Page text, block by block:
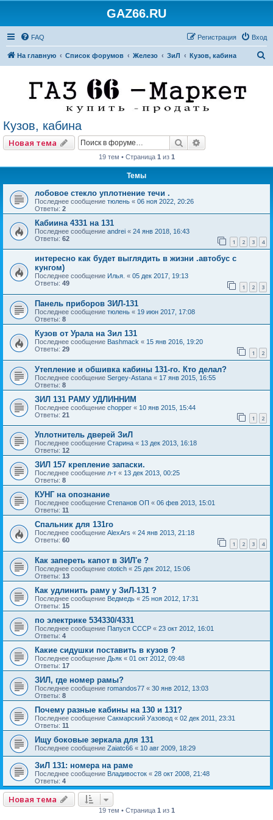
GAZ66.RU
FAQ Вход
Регистрация
На главную Список форумов Железо ЗиЛ Кузов, кабина
Кузов, кабина
Новая тема Поиск
19 тем • Страница 1 из 1
Темы
лобовое стекло уплотнение течи .
Последнее сообщение тюлень « 06 ноя 2022, 20:26
Ответы: 2
Кабиина 4331 на 131
Последнее сообщение andrei « 24 янв 2018, 16:43
Ответы: 62 1 2 3 4
интересно как будет выглядить в жизни .автобус с
кунгом)
Последнее сообщение Илья. « 05 дек 2017, 19:13
Ответы: 49 1 2 3
Панель приборов ЗИЛ-131
Последнее сообщение тюлень « 19 июн 2017, 17:08
Ответы: 8
Кузов от Урала на Зил 131
Последнее сообщение Bashmack « 15 янв 2016, 19:20
Ответы: 29 1 2
Утепление и обшивка кабины 131-го. Кто делал?
Последнее сообщение Sergey-Astana « 17 янв 2015, 16:55
Ответы: 8
ЗИЛ 131 РАМУ УДЛИННИМ
Последнее сообщение chopper « 10 янв 2015, 15:44
Ответы: 21 1 2
Уплотнитель дверей ЗиЛ
Последнее сообщение Старина « 13 дек 2013, 16:18
Ответы: 12
ЗИЛ 157 крепление запаски.
Последнее сообщение л-т « 13 дек 2013, 00:25
Ответы: 8
КУНГ на опознание
Последнее сообщение Степанов ОП « 06 фев 2013, 15:01
Ответы: 11
Спальник для 131го
Последнее сообщение AlexArs « 24 янв 2013, 21:18
Ответы: 60 1 2 3 4
Как запереть капот в ЗИЛ'е ?
Последнее сообщение ototich « 25 дек 2012, 15:06
Ответы: 13
Как удлинить раму у ЗиЛ-131 ?
Последнее сообщение Ведмедь « 25 ноя 2012, 17:31
Ответы: 15
по электрике 534330/4331
Последнее сообщение Папуся СССР « 23 окт 2012, 16:01
Ответы: 4
Какие сидушки поставить в кузов ?
Последнее сообщение Дьяк « 01 окт 2012, 09:48
Ответы: 17
ЗИЛ, где номер рамы?
Последнее сообщение romandos77 « 30 янв 2012, 13:03
Ответы: 8
Почему разные кабины на 130 и 131?
Последнее сообщение Сакмарский Уазовод « 02 дек 2011, 23:31
Ответы: 11
Ищу боковые зеркала для 131
Последнее сообщение Zaiatc66 « 10 авг 2009, 18:29
ЗиЛ 131: номера на раме
Последнее сообщение Владивосток « 28 окт 2008, 21:48
Ответы: 4
Новая тема
19 тем • Страница 1 из 1